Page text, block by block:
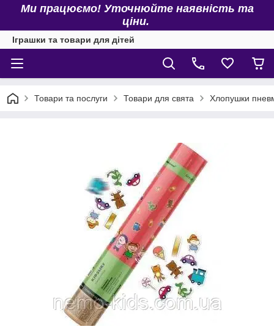
Ми працюємо! Уточнюйте наявність та
ціни.
Іграшки та товари для дітей
Товари та послуги Товари для свята Хлопушки